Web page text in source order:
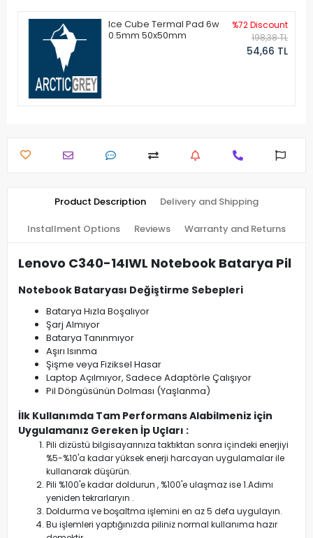
Ice Cube Termal Pad 6w
0.5mm 50x50mm
%72 Discount
198,38 TL
54,66 TL
Product Description Delivery and Shipping
Installment Options Reviews Warranty and Returns
Lenovo C340-14IWL Notebook Batarya Pil
Notebook Bataryası Değiştirme Sebepleri
Batarya Hızla Boşalıyor
Şarj Almıyor
Batarya Tanınmıyor
Aşırı Isınma
Şişme veya Fiziksel Hasar
Laptop Açılmıyor, Sadece Adaptörle Çalışıyor
Pil Döngüsünün Dolması (Yaşlanma)
İlk Kullanımda Tam Performans Alabilmeniz için
Uygulamanız Gereken İp Uçları :
Pili dizüstü bilgisayarınıza taktıktan sonra içindeki enerjiyi
%5-%10'a kadar yüksek enerji harcayan uygulamalar ile
kullanarak düşürün.
Pili %100'e kadar doldurun , %100'e ulaşmaz ise 1.Adımı
yeniden tekrarlaryın .
Doldurma ve boşaltma işlemini en az 5 defa uygulayın.
Bu işlemleri yaptığınızda piliniz normal kullanıma hazır